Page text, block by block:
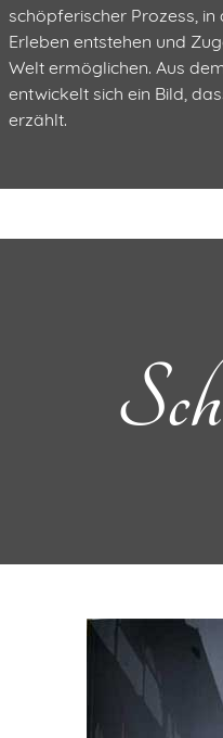
schöpferischer Prozess,
Erleben entstehen und
Welt ermöglichen. Aus
entwickelt sich ein Bild,
erzählt.